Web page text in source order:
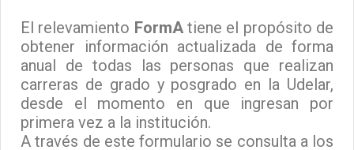
El relevamiento FormAtiene el propósito de
obtener información actualizada de forma
anual de todas las personas que realizan
carreras de grado y posgrado en la Udelar,
desde el momento en que ingresan por
primera vez a la institución.
A través de este formulario se consulta a los